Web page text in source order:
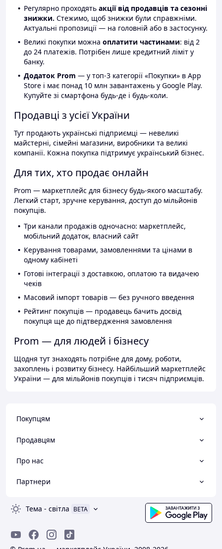
Регулярно проходять акції від продавців та сезонні
знижки. Стежимо, щоб знижки були справжніми.
Актуальні пропозиції — на головній або в застосунку.
Великі покупки можна оплатити частинами: від 2
до 24 платежів. Потрібен лише кредитний ліміт у
банку.
Додаток Prom — у топ-3 категорії «Покупки» в App
Store і має понад 10 млн завантажень у Google Play.
Купуйте зі смартфона будь-де і будь-коли.
Продавці з усієї України
Тут продають українські підприємці — невеликі
майстерні, сімейні магазини, виробники та великі
компанії. Кожна покупка підтримує український бізнес.
Для тих, хто продає онлайн
Prom — маркетплейс для бізнесу будь-якого масштабу.
Легкий старт, зручне керування, доступ до мільйонів
покупців.
Три канали продажів одночасно: маркетплейс,
мобільний додаток, власний сайт
Керування товарами, замовленнями та цінами в
одному кабінеті
Готові інтеграції з доставкою, оплатою та видачею
чеків
Масовий імпорт товарів — без ручного введення
Рейтинг покупців — продавець бачить досвід
покупця ще до підтвердження замовлення
Prom — для людей і бізнесу
Щодня тут знаходять потрібне для дому, роботи,
захоплень і розвитку бізнесу. Найбільший маркетплейс
України — для мільйонів покупців і тисяч підприємців.
Покупцям
Продавцям
Про нас
Партнери
Тема - світла BETA